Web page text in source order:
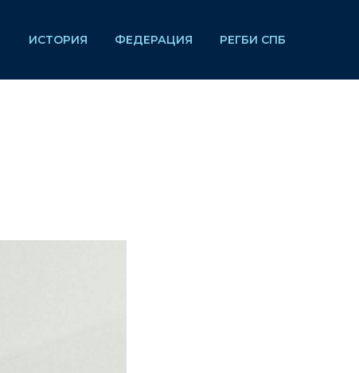
ИСТОРИЯ ФЕДЕРАЦИЯ РЕГБИ СПБ